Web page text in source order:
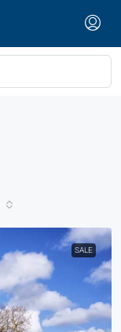
SALE